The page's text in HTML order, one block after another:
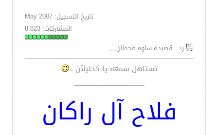
تاريخ التسجيل: May 2007
المشاركات: 8,823
رد : قصيدة سلوم قحطان,,,,
تستاهل سمعه يا كحليلآن ..
__________________
فلاح آل راكان